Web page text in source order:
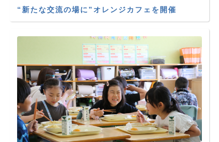
“新たな交流の場に”オレンジカフェを開催